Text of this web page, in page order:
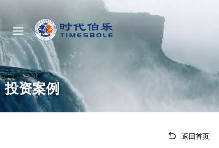
投资案例
返回首页